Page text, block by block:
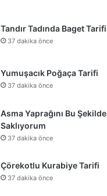
Tandır Tadında Baget Tarifi
37 dakika önce
Yumuşacık Poğaça Tarifi
37 dakika önce
Asma Yaprağını Bu Şekilde
Saklıyorum
37 dakika önce
Çörekotlu Kurabiye Tarifi
37 dakika önce